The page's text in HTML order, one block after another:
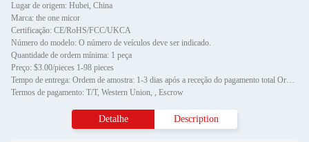
Lugar de origem: Hubei, China
Marca: the one micor
Certificação: CE/RoHS/FCC/UKCA
Número do modelo: O número de veículos deve ser indicado.
Quantidade de ordem mínima: 1 peça
Preço: $3.00/pieces 1-98 pieces
Tempo de entrega: Ordem de amostra: 1-3 dias após a receção do pagamento total Ordem de estoque: 3-7 dias após a receç
Termos de pagamento: T/T, Western Union, , Escrow
Detalhe Description